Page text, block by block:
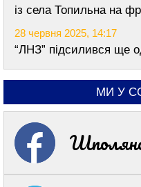
із села Топильна на
28 червня 2025, 14:17
“ЛНЗ” підсилився ще
МИ У